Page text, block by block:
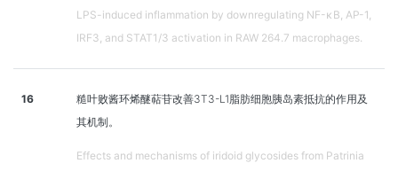
LPS-induced inflammation by downregulating NF-κB, AP-1,
IRF3, and STAT1/3 activation in RAW 264.7 macrophages.
16
糙叶败酱环烯醚萜苷改善3T3-L1脂肪细胞胰岛素抵抗的作用及
其机制。
Effects and mechanisms of iridoid glycosides from Patrinia